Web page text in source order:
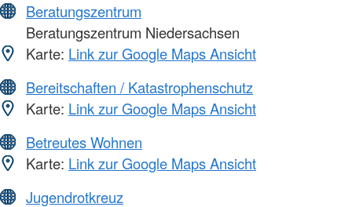
Beratungszentrum
Beratungszentrum Niedersachsen
Karte: Link zur Google Maps Ansicht
Bereitschaften / Katastrophenschutz
Karte: Link zur Google Maps Ansicht
Betreutes Wohnen
Karte: Link zur Google Maps Ansicht
Jugendrotkreuz